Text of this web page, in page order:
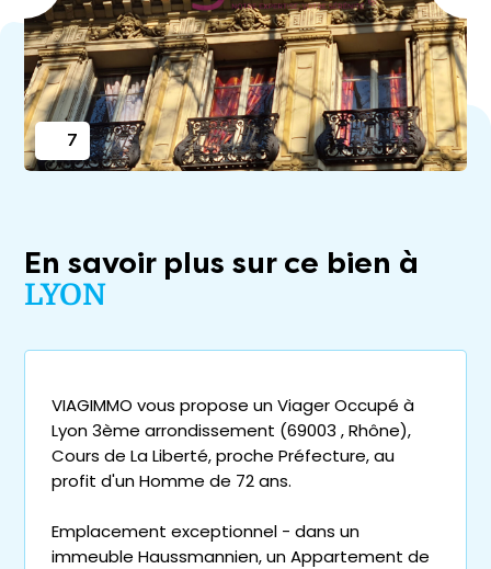
7
En savoir plus sur ce bien à
LYON
VIAGIMMO vous propose un Viager Occupé à
Lyon 3ème arrondissement (69003 , Rhône),
Cours de La Liberté, proche Préfecture, au
profit d'un Homme de 72 ans.
Emplacement exceptionnel - dans un
immeuble Haussmannien, un Appartement de